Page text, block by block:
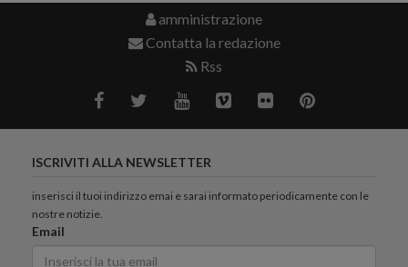
amministrazione
Contatta la redazione
Rss
ISCRIVITI ALLA NEWSLETTER
inserisci il tuoi indirizzo emai e sarai informato periodicamente con le
nostre notizie.
Email